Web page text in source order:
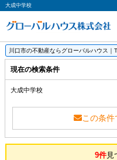
大成中学校
川口市の不動産ならグローバルハウス｜
現在の検索条件
大成中学校
この条件
9件見